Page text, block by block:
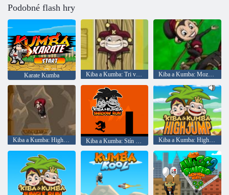
Podobné flash hry
Karate Kumba Kiba a Kumba: Tri věže solitér Kiba a Kumba: Mozaika
Kiba a Kumba: High jump Kiba a Kumba: High Jump